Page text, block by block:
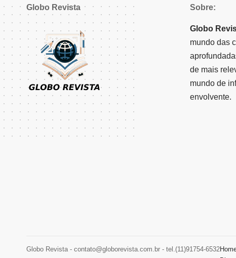
Globo Revista Sobre:
Globo
mundo das
de mais
mundo de
envolvente.
Globo Revista - contato@globorevista.com.br - tel.(11)91754-6532